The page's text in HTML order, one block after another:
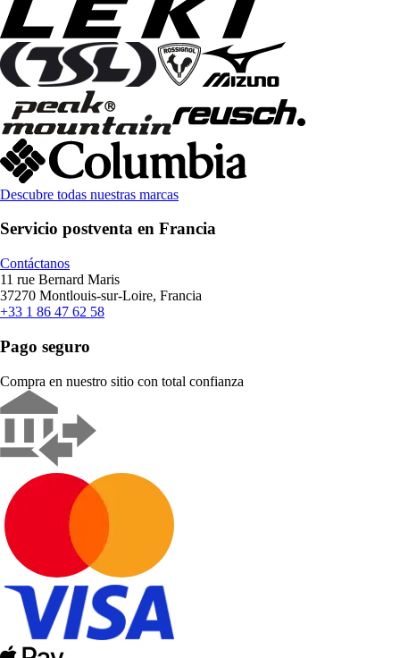
Descubre todas nuestras marcas
Servicio postventa en Francia
Contáctanos
11 rue Bernard Maris
37270 Montlouis-sur-Loire, Francia
+33 1 86 47 62 58
Pago seguro
Compra en nuestro sitio con total confianza